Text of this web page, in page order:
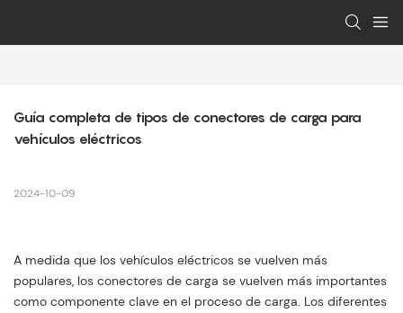
Guía completa de tipos de conectores de carga para
vehículos eléctricos
2024-10-09
A medida que los vehículos eléctricos se vuelven más
populares, los conectores de carga se vuelven más importantes
como componente clave en el proceso de carga. Los diferentes